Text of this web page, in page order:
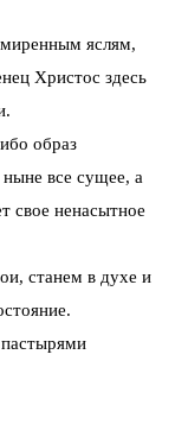
яслям,
Христос здесь
образ
все сущее, а
свое ненасытное
станем в духе и